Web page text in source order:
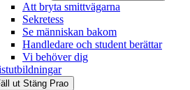
Att bryta smittvägarna
Sekretess
Se människan bakom
Handledare och student berättar
Vi behöver dig
ut Stäng Prao